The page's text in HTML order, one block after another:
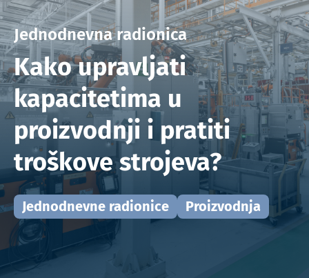
Jednodnevna radionica
Kako upravljati
kapacitetima u
proizvodnji i pratiti
troškove strojeva?
Jednodnevne radionice Proizvodnja